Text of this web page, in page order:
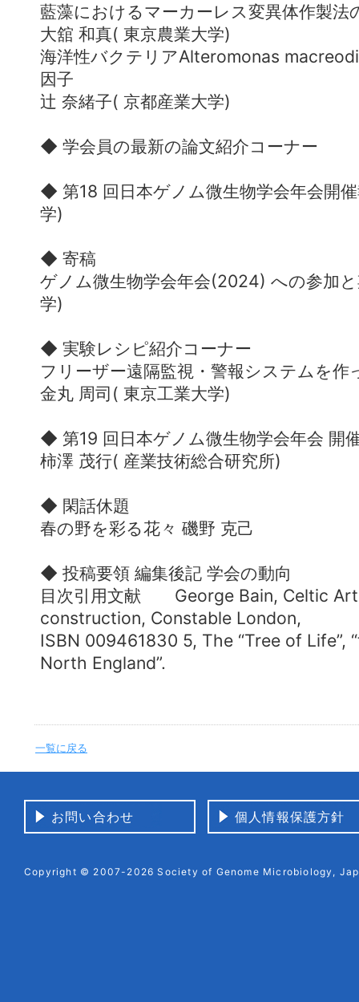
藍藻におけるマーカーレス変異体作製法
大舘 和真( 東京農業大学)
海洋性バクテリアAlteromonas
因子
辻 奈緒子( 京都産業大学)
◆ 学会員の最新の論文紹介コーナー
◆ 第18 回日本ゲノム微生物学会年会開
学)
◆ 寄稿
ゲノム微生物学会年会(2024) への参加
学)
◆ 実験レシピ紹介コーナー
フリーザー遠隔監視・警報システムを作
金丸 周司( 東京工業大学)
◆ 第19 回日本ゲノム微生物学会年会 開
柿澤 茂行( 産業技術総合研究所)
◆ 閑話休題
春の野を彩る花々 磯野 克己
◆ 投稿要領 編集後記 学会の動向
目次引用文献 George Bain, Celtic
construction, Constable London,
ISBN 009461830 5, The “Tree of Life”,
North England”.
一覧に戻る
お問い合わせ 個人情報保護方針
Copyright © 2007-2026 Society of Genome Microbiology,